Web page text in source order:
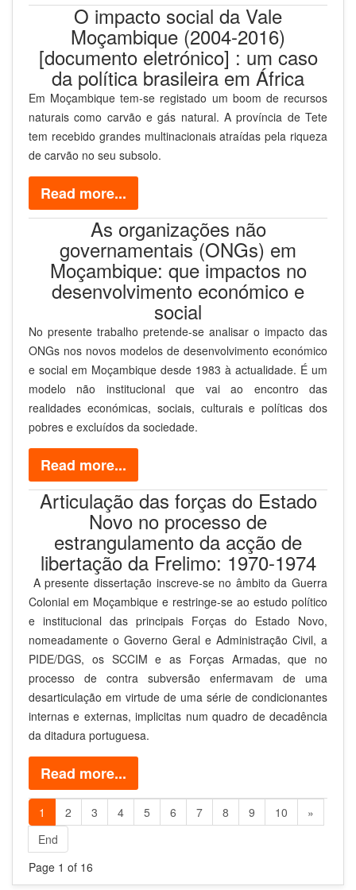
O impacto social da Vale
Moçambique (2004-2016)
[documento eletrónico] : um caso
da política brasileira em África
Em Moçambique tem-se registado um boom de recursos
naturais como carvão e gás natural. A província de Tete
tem recebido grandes multinacionais atraídas pela riqueza
de carvão no seu subsolo.
Read more...
As organizações não
governamentais (ONGs) em
Moçambique: que impactos no
desenvolvimento económico e
social
No presente trabalho pretende-se analisar o impacto das
ONGs nos novos modelos de desenvolvimento económico
e social em Moçambique desde 1983 à actualidade. É um
modelo não institucional que vai ao encontro das
realidades económicas, sociais, culturais e políticas dos
pobres e excluídos da sociedade.
Read more...
Articulação das forças do Estado
Novo no processo de
estrangulamento da acção de
libertação da Frelimo: 1970-1974
A presente dissertação inscreve-se no âmbito da Guerra
Colonial em Moçambique e restringe-se ao estudo político
e institucional das principais Forças do Estado Novo,
nomeadamente o Governo Geral e Administração Civil, a
PIDE/DGS, os SCCIM e as Forças Armadas, que no
processo de contra subversão enfermavam de uma
desarticulação em virtude de uma série de condicionantes
internas e externas, implicitas num quadro de decadência
da ditadura portuguesa.
Read more...
1 2 3 4 5 6 7 8 9 10
»
End
Page 1 of 16